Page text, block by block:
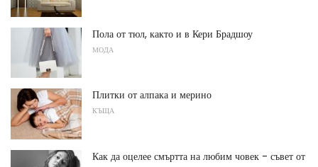
Пола от тюл, както и в Кери Брадшоу
МОДА
Плитки от алпака и мерино
КЪЩА
Как да оцелее смъртта на любим човек - съвет от